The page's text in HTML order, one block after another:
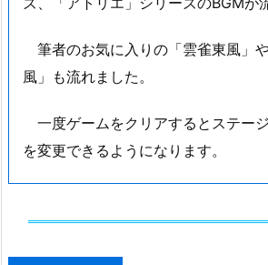
筆者のお気に入りの「雲雀東風」
風」も流れました。
一度ゲームをクリアするとステー
を変更できるようになります。